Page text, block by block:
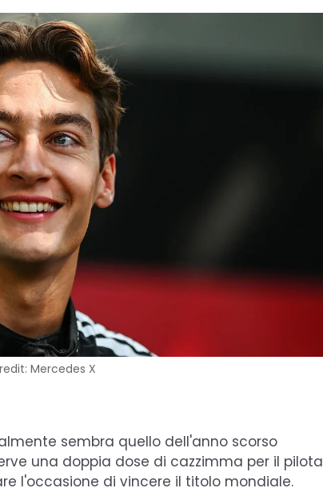
Mercedes X
sembra quello dell'anno scorso
una doppia dose di cazzimma per il pilota
l'occasione di vincere il titolo mondiale.